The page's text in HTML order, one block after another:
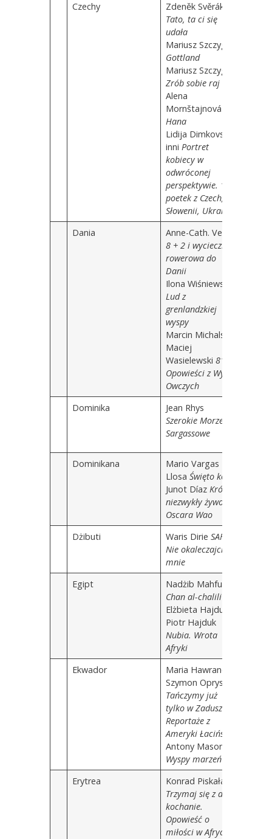
Czechy
Zdeněk Svěrák
Tato, ta ci się
udała
Mariusz Szczygieł
Gottland
Mariusz Szczygieł
Zrób sobie raj
Alena
Mornštajnová
Hana
Lidija Dimkovska i
inni Portret
kobiecy w
odwróconej
perspektywie. 12
poetek z Czech,
Słowenii, Ukrainy
Dania
Anne-Cath. Vestly
8 + 2 i wycieczka
rowerowa do
Danii
Ilona Wiśniewska
Lud z
grenlandzkiej
wyspy
Marcin Michalski,
Maciej
Wasielewski 81:1.
Opowieści z Wysp
Owczych
Dominika
Jean Rhys
Szerokie Morze
Sargassowe
Dominikana
Mario Vargas
Llosa Święto kozła
Junot Díaz Krótki i
niezwykły żywot
Oscara Wao
Dżibuti
Waris Dirie SAFA.
Nie okaleczajcie
mnie
Egipt
Nadżib Mahfuz
Chan al-chalili
Elżbieta Hajduk,
Piotr Hajduk
Nubia. Wrota
Afryki
Ekwador
Maria Hawranek,
Szymon Opryszek
Tańczymy już
tylko w Zaduszki.
Reportaże z
Ameryki Łacińskiej
Antony Mason
Wyspy marzeń
Erytrea
Konrad Piskała
Trzymaj się z dala,
kochanie.
Opowieść o
miłości w Afryce